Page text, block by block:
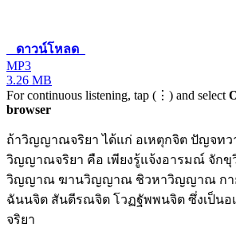
ดาวน์โหลด
MP3
3.26 MB
For continuous listening, tap (⋮) and select
browser
ถ้าวิญญาณจริยา ได้แก่ อเหตุกจิต ปัญจทว
วิญญาณจริยา คือ เพียงรู้แจ้งอารมณ์ จัก
วิญญาณ ฆานวิญญาณ ชิวหาวิญญาณ ก
ฉันนจิต สันตีรณจิต โวฏฐัพพนจิต ซึ่งเป็น
จริยา